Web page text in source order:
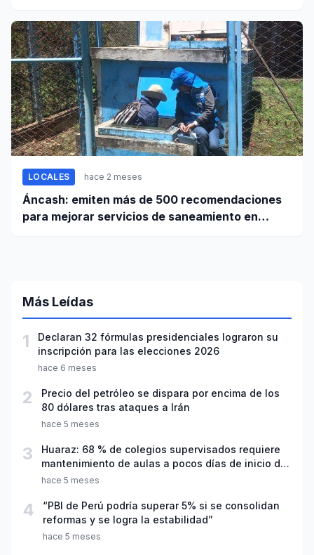
LOCALES hace 2 meses
Áncash: emiten más de 500 recomendaciones
para mejorar servicios de saneamiento en
Más Leídas
1
Declaran 32 fórmulas presidenciales lograron su
inscripción para las elecciones 2026
hace 6 meses
2
Precio del petróleo se dispara por encima de los
80 dólares tras ataques a Irán
hace 5 meses
3
Huaraz: 68 % de colegios supervisados requiere
mantenimiento de aulas a pocos días de inicio del
año escolar 2026
hace 5 meses
4
“PBI de Perú podría superar 5% si se consolidan
reformas y se logra la estabilidad”
hace 5 meses